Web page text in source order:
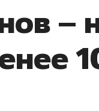
–
запросах мастеров